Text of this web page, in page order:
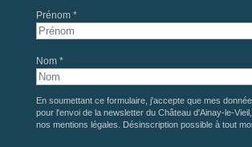
Prénom *
Nom *
En soumettant ce formulaire, j'accepte que mes
pour l'envoi de la newsletter du Château d'Ainay-le-
nos mentions légales . Désinscription possible à tout